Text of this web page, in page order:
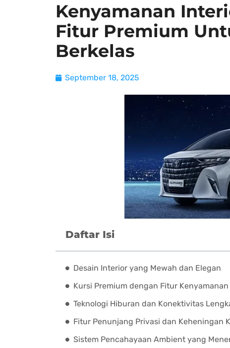
Kenyamanan
Fitur Premium
Berkelas
September 18, 2025
Daftar Isi
Desain Interior yang Mewah dan Elegan
Kursi Premium dengan Fitur Kenyamanan
Teknologi Hiburan dan Konektivitas
Fitur Penunjang Privasi dan Keheningan
Sistem Pencahayaan Ambient yang